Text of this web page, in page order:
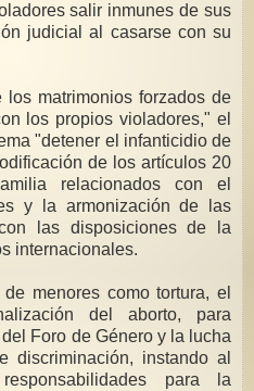
inmunes de sus
judicial al casarse con su
matrimonios forzados de
los propios violadores," el
"detener el infanticidio de
de los artículos 20
relacionados con el
y la armonización de las
las disposiciones de la
internacionales.
menores como tortura, el
del aborto, para
Foro de Género y la lucha
discriminación, instando al
para la